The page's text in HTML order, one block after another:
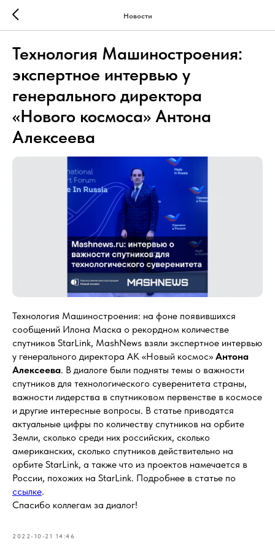
Новости
Технология Машиностроения:
экспертное интервью у
генерального директора
«Нового космоса» Антона
Алексеева
Технология Машиностроения: на фоне появившихся
сообщений Илона Маска о рекордном количестве
спутников StarLink, MashNews взяли экспертное интервью
у генерального директора АК «Новый космос»Антона
Алексеева. В диалоге были подняты темы о важности
спутников для технологического суверенитета страны,
важности лидерства в спутниковом первенстве в космосе
и другие интересные вопросы. В статье приводятся
актуальные цифры по количеству спутников на орбите
Земли, сколько среди них российских, сколько
американских, сколько спутников действительно на
орбите StarLink, а также что из проектов намечается в
России, похожих на StarLink. Подробнее в статье по
ссылке.
Спасибо коллегам за диалог!
2022-10-21 14:46